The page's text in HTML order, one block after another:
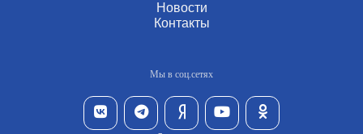
Новости
Контакты
Мы в соц.сетях